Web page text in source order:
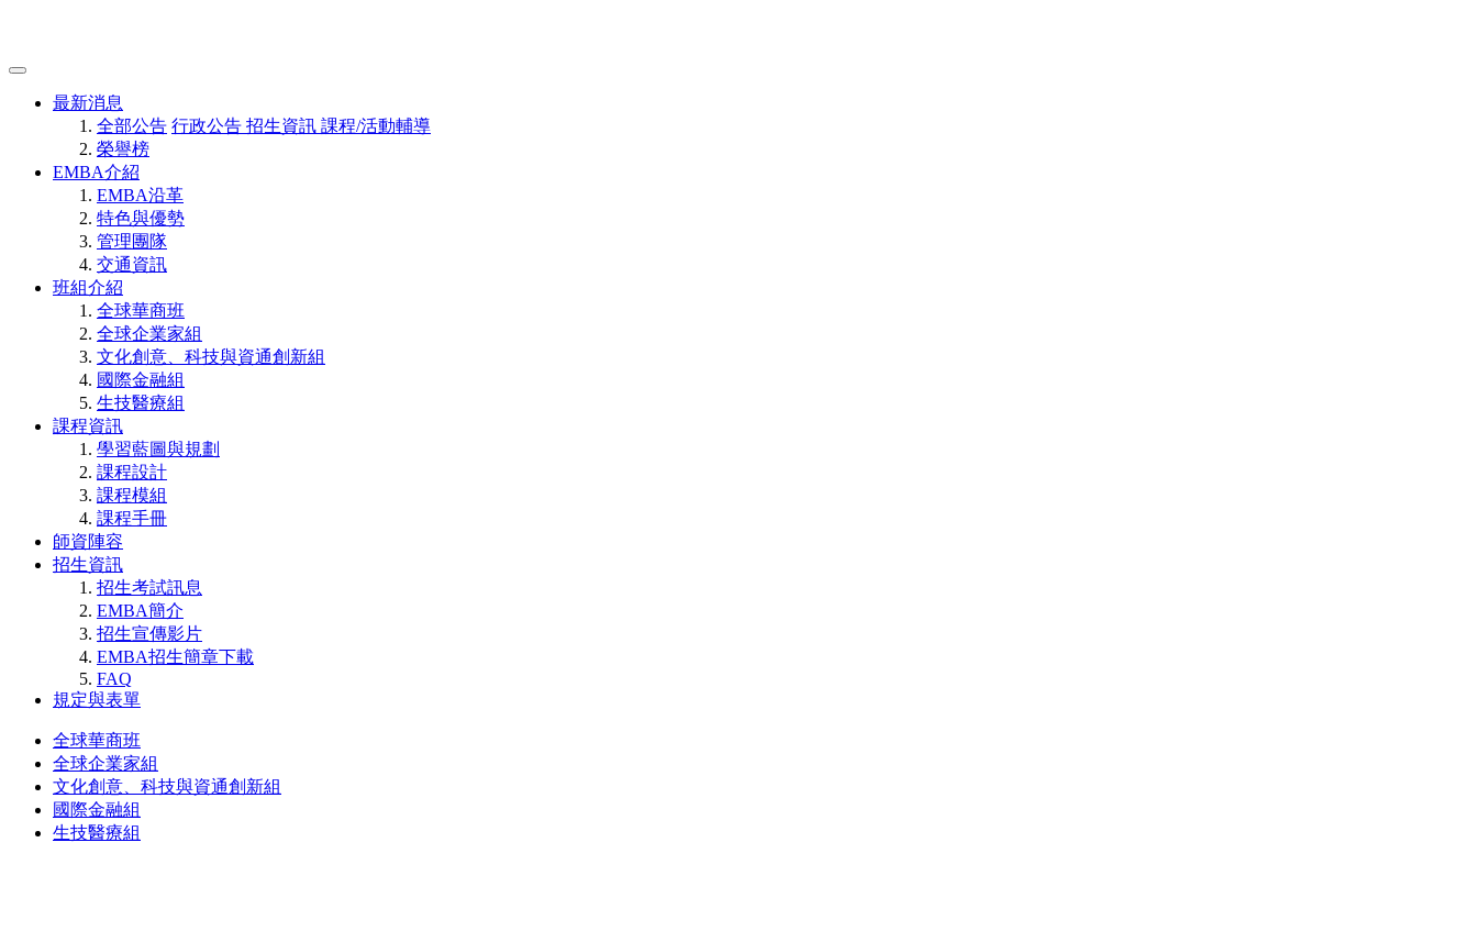
最新消息
全部公告 行政公告 招生資訊 課程/活動輔導
榮譽榜
EMBA介紹
EMBA沿革
特色與優勢
管理團隊
交通資訊
班組介紹
全球華商班
全球企業家組
文化創意、科技與資通創新組
國際金融組
生技醫療組
課程資訊
學習藍圖與規劃
課程設計
課程模組
課程手冊
師資陣容
招生資訊
招生考試訊息
EMBA簡介
招生宣傳影片
EMBA招生簡章下載
FAQ
規定與表單
全球華商班
全球企業家組
文化創意、科技與資通創新組
國際金融組
生技醫療組